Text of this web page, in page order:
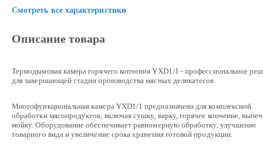
Смотреть все характеристики
Описание товара
Термодымовая камера горячего копчения YXD1/1 - профессиональное
для завершающей стадии производства мясных деликатесов.
Многофункциональная камера YXD1/1 предназначена для комплексной
обработки мясопродуктов, включая сушку, варку, горячее копчение,
мойку. Оборудование обеспечивает равномерную обработку, улучшение
товарного вида и увеличение срока хранения готовой продукции.